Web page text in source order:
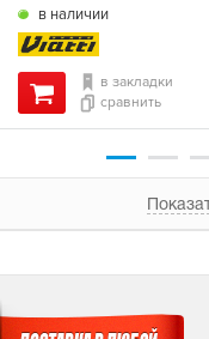
в наличии
в закладки
сравнить